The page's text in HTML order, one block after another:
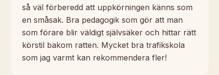
så väl förberedd att uppkörningen känns som
en småsak. Bra pedagogik som gör att man
som förare blir väldigt självsäker och hittar rätt
körstil bakom ratten. Mycket bra trafikskola
som jag varmt kan rekommendera fler!